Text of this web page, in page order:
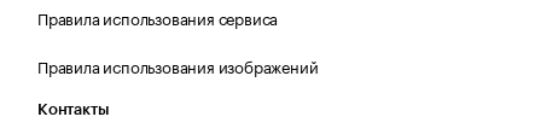
Правила использования сервиса
Правила использования изображений
Контакты